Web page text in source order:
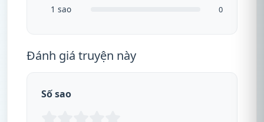
1 sao 0
Đánh giá truyện này
Số sao